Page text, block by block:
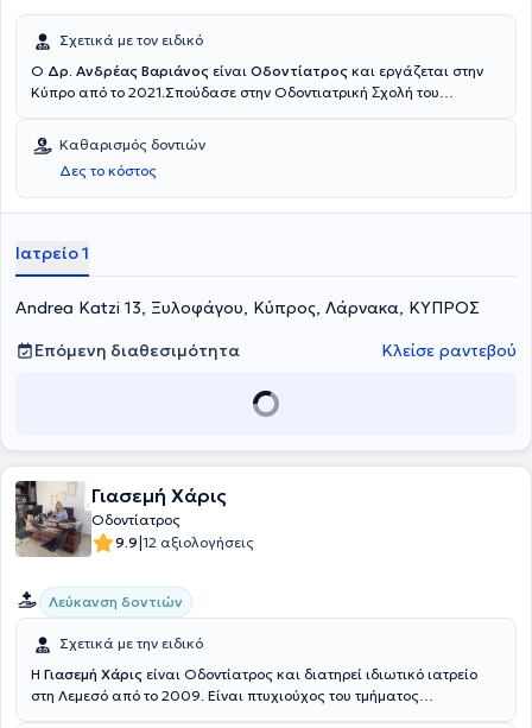
Σχετικά με τον ειδικό
Ο Δρ. Ανδρέας Βαριάνος είναι Οδοντίατρος και εργάζεται στην
Κύπρο από το 2021.Σπούδασε στην Οδοντιατρική Ʃχολή του
χειρουργός οδοντίατρος.Παράλληλα με τις σπουδές του,
εκπαιδεύτηκε στην Ακαδημία της 3Shape στην Κοπεγχάγη, πάνω
στον τομέα της ψηφιακής οδοντιατρικής.Το 2023,ολοκλήρωσε με
επιτυχία το Μετεκπαιδευτικό ΠρόγραμμαΕμφυτευματολογίαςτου
Καθαρισμός δοντιών
Δες το κόστος
Ιατρείο 1
Andrea Katzi 13, Ξυλοφάγου, Κύπρος, Λάρνακα, ΚΥΠΡΟΣ
Επόμενη διαθεσιμότητα
Κλείσε ραντεβού
Γιασεμή Χάρις
Οδοντίατρος
9.9|12 αξιολογήσεις
Λεύκανση δοντιών
Σχετικά με την ειδικό
Η Γιασεμή Χάρις είναι Οδοντίατρος και διατηρεί ιδιωτικό ιατρείο
στη Λεμεσό από το 2009. Είναι πτυχιούχος του τμήματος